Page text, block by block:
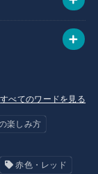
すべてのワードを見る
楽しみ方
赤色・レッド